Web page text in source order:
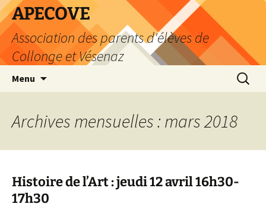
Aller
au
contenu
APECOVE
Association des parents d'élèves de
Collonge et Vésenaz
Menu
Archives mensuelles : mars 2018
Histoire de l’Art : jeudi 12 avril 16h30-
17h30